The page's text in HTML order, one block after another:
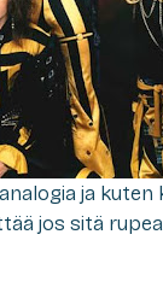
ja kuten
jos sitä